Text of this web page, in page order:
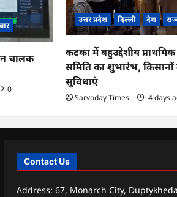
चालक
0
उत्तर प्रदेश दिल्ली देश
कटका में बहुउद्देशीय प्राथमिक
समिति का शुभारंभ, किसानों
सुविधाएं
Sarvoday Times 4 days
Contact Us
Address: 67, Monarch City,